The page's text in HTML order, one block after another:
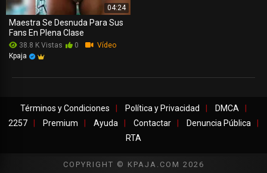
04:24
Maestra Se Desnuda Para Sus
Fans En Plena Clase
38.8 K Vistas 0
Vídeo
Kpaja
Términos y Condiciones Política y Privacidad
DMCA
2257
Premium Ayuda Contactar
Denuncia Pública
RTA
COPYRIGHT © KPAJA.COM 2026